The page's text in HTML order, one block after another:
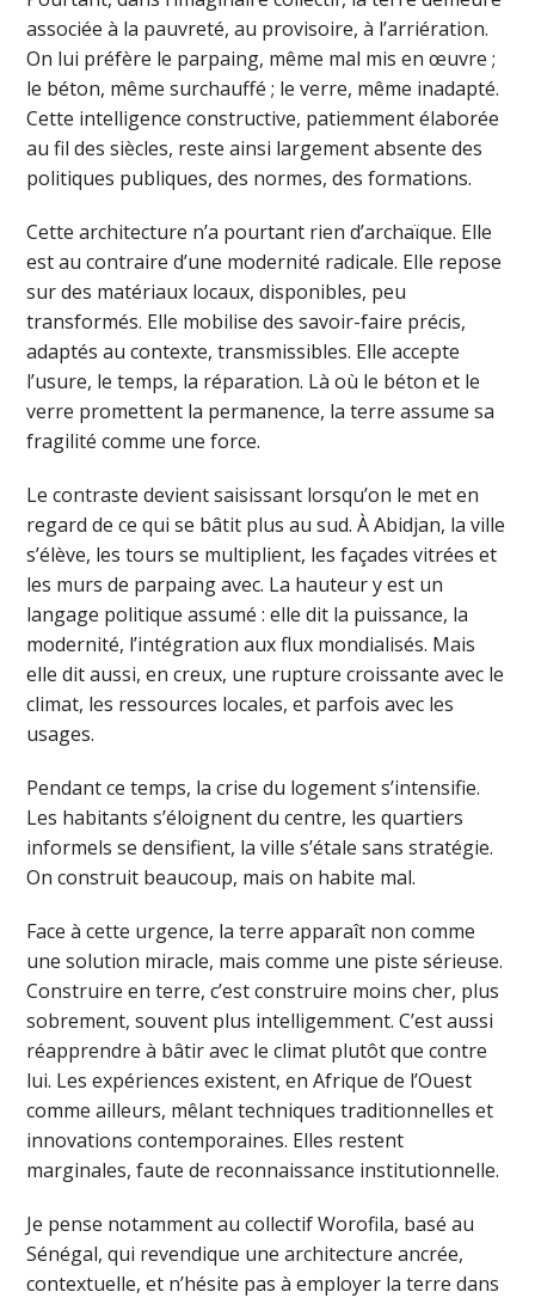
associée à la pauvreté, au provisoire, à l’arriération.
On lui préfère le parpaing, même mal mis en œuvre ;
le béton, même surchauffé ; le verre, même inadapté.
Cette intelligence constructive, patiemment élaborée
au fil des siècles, reste ainsi largement absente des
politiques publiques, des normes, des formations.
Cette architecture n’a pourtant rien d’archaïque. Elle
est au contraire d’une modernité radicale. Elle repose
sur des matériaux locaux, disponibles, peu
transformés. Elle mobilise des savoir-faire précis,
adaptés au contexte, transmissibles. Elle accepte
l’usure, le temps, la réparation. Là où le béton et le
verre promettent la permanence, la terre assume sa
fragilité comme une force.
Le contraste devient saisissant lorsqu’on le met en
regard de ce qui se bâtit plus au sud. À Abidjan, la ville
s’élève, les tours se multiplient, les façades vitrées et
les murs de parpaing avec. La hauteur y est un
langage politique assumé : elle dit la puissance, la
modernité, l’intégration aux flux mondialisés. Mais
elle dit aussi, en creux, une rupture croissante avec le
climat, les ressources locales, et parfois avec les
usages.
Pendant ce temps, la crise du logement s’intensifie.
Les habitants s’éloignent du centre, les quartiers
informels se densifient, la ville s’étale sans stratégie.
On construit beaucoup, mais on habite mal.
Face à cette urgence, la terre apparaît non comme
une solution miracle, mais comme une piste sérieuse.
Construire en terre, c’est construire moins cher, plus
sobrement, souvent plus intelligemment. C’est aussi
réapprendre à bâtir avec le climat plutôt que contre
lui. Les expériences existent, en Afrique de l’Ouest
comme ailleurs, mêlant techniques traditionnelles et
innovations contemporaines. Elles restent
marginales, faute de reconnaissance institutionnelle.
Je pense notamment au collectif Worofila, basé au
Sénégal, qui revendique une architecture ancrée,
contextuelle, et n’hésite pas à employer la terre dans